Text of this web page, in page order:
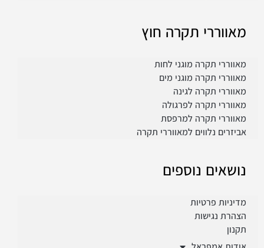
מאווררי תקרה חוץ
מאווררי תקרה מוגני לחות
מאווררי תקרה מוגני מים
מאווררי תקרה לגינה
מאווררי תקרה לפרגולה
מאווררי תקרה למרפסת
אביזרים נלווים למאווררי תקרה
נושאים נוספים
מדיניות פרטיות
הצהרת נגישות
תקנון